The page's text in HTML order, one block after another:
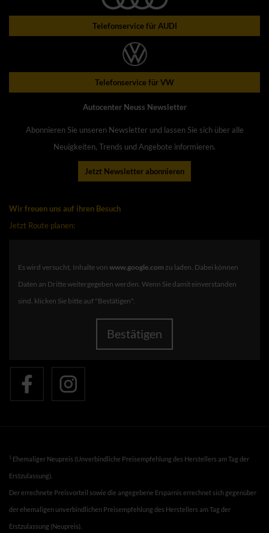
Telefonservice für AUDI
Telefonservice für VW
Autocenter Neuss Newsletter
Abonnieren Sie unseren Newsletter und lassen Sie sich über alle
Neuigkeiten, Trends und Angebote informieren.
Jetzt Newsletter abonnieren
Wir freuen uns auf ihren Besuch
Jetzt Route planen:
Es wird versucht, Inhalte von www.google.com zu laden. Dabei können
Daten an Dritte weitergegeben werden. Wenn Sie damit einverstanden
sind, klicken Sie bitte auf "Bestätigen".
Bestätigen
1 Ehemaliger Neupreis (Unverbindliche Preisempfehlung des Herstellers am Tag der
Erstzulassung).
Der errechnete Preisvorteil sowie die angegebene Ersparnis errechnet sich gegenüber
der ehemaligen unverbindlichen Preisempfehlung des Herstellers am Tag der
Erstzulassung (Neupreis).